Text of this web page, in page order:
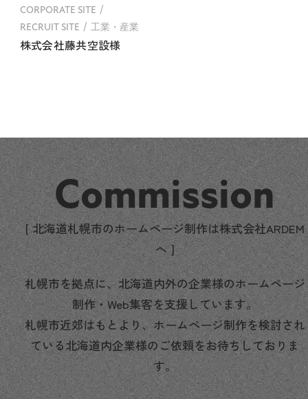
CORPORATE SITE
RECRUIT SITE
工業・産業
株式会社藤共空設様
Commission
[ 北海道札幌市のホームページ制作は株式会社ARDEM
へ ]
札幌市を拠点に、北海道内外の企業様のホームページ
制作・Web集客を支援しています。
札幌市近郊はもとより、ホームページ制作を検討され
ている北海道内企業様のご依頼をお待ちしておりま
す。